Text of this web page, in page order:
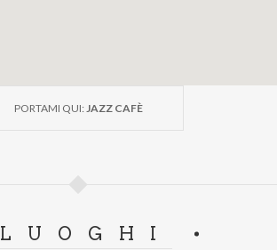
PORTAMI QUI: JAZZ CAFÈ
LUOGHI